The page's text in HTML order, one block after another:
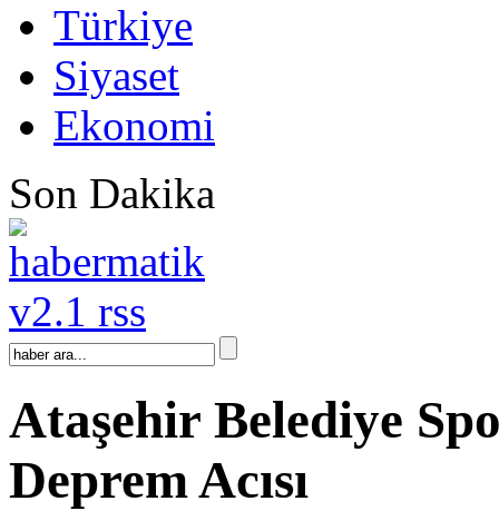
Türkiye
Siyaset
Ekonomi
Son Dakika
Ataşehir Belediye
Deprem Acısı